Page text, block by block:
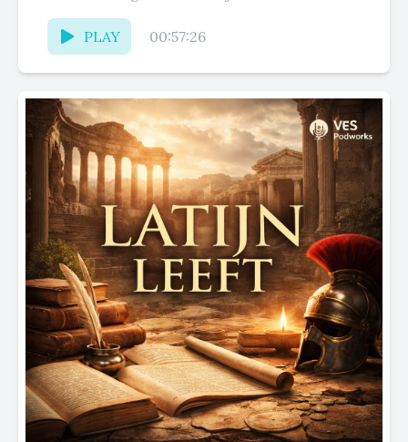
gegrift staat: hun...
PLAY
00:57:26